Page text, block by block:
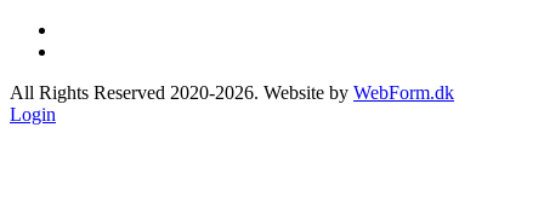
All Rights Reserved 2020-2026. Website by WebForm.dk
Login